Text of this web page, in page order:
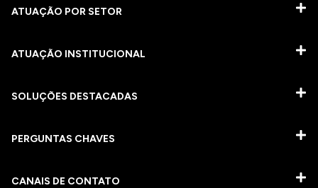
ATUAÇÃO POR SETOR
ATUAÇÃO INSTITUCIONAL
SOLUÇÕES DESTACADAS
PERGUNTAS CHAVES​
CANAIS DE CONTATO